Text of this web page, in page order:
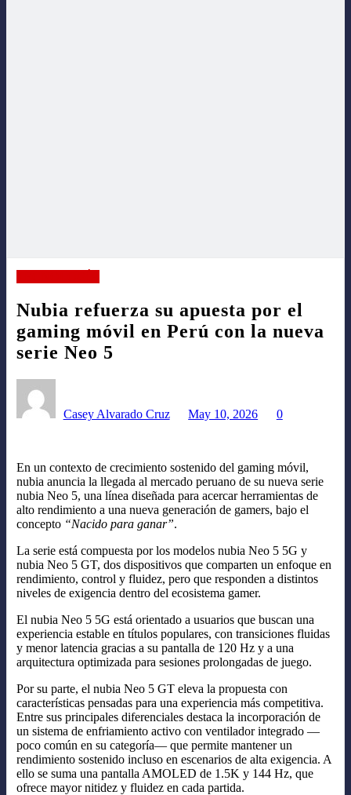
Nubia refuerza su apuesta por el
gaming móvil en Perú con la nueva
serie Neo 5
Casey Alvarado Cruz May 10, 2026 0
En un contexto de crecimiento sostenido del gaming móvil,
nubia anuncia la llegada al mercado peruano de su nueva serie
nubia Neo 5, una línea diseñada para acercar herramientas de
alto rendimiento a una nueva generación de gamers, bajo el
concepto “Nacido para ganar”.
La serie está compuesta por los modelos nubia Neo 5 5G y
nubia Neo 5 GT, dos dispositivos que comparten un enfoque en
rendimiento, control y fluidez, pero que responden a distintos
niveles de exigencia dentro del ecosistema gamer.
El nubia Neo 5 5G está orientado a usuarios que buscan una
experiencia estable en títulos populares, con transiciones fluidas
y menor latencia gracias a su pantalla de 120 Hz y a una
arquitectura optimizada para sesiones prolongadas de juego.
Por su parte, el nubia Neo 5 GT eleva la propuesta con
características pensadas para una experiencia más competitiva.
Entre sus principales diferenciales destaca la incorporación de
un sistema de enfriamiento activo con ventilador integrado —
poco común en su categoría— que permite mantener un
rendimiento sostenido incluso en escenarios de alta exigencia. A
ello se suma una pantalla AMOLED de 1.5K y 144 Hz, que
ofrece mayor nitidez y fluidez en cada partida.